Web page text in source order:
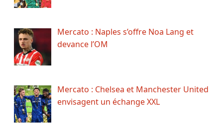
Mercato : Naples s’offre Noa Lang et
devance l’OM
Mercato : Chelsea et Manchester United
envisagent un échange XXL